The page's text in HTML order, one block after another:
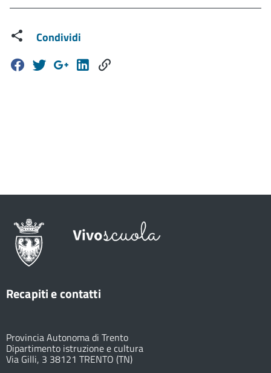
Condividi
Recapiti e contatti
Provincia Autonoma di Trento
Dipartimento istruzione e cultura
Via Gilli, 3 38121 TRENTO (TN)